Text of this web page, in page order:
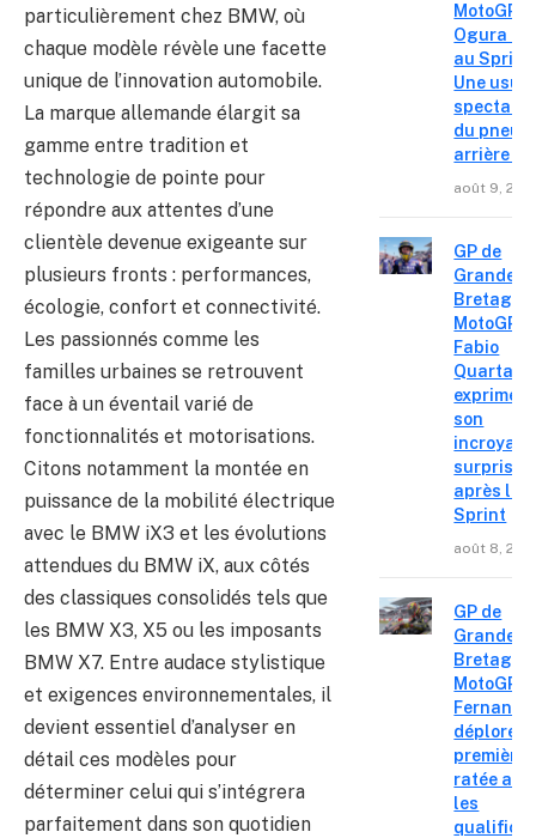
particulièrement chez BMW, où
chaque modèle révèle une facette
unique de l’innovation automobile.
La marque allemande élargit sa
gamme entre tradition et
technologie de pointe pour
répondre aux attentes d’une
clientèle devenue exigeante sur
plusieurs fronts : performances,
écologie, confort et connectivité.
Les passionnés comme les
familles urbaines se retrouvent
face à un éventail varié de
fonctionnalités et motorisations.
Citons notamment la montée en
puissance de la mobilité électrique
avec le BMW iX3 et les évolutions
attendues du BMW iX, aux côtés
des classiques consolidés tels que
les BMW X3, X5 ou les imposants
BMW X7. Entre audace stylistique
et exigences environnementales, il
devient essentiel d’analyser en
détail ces modèles pour
déterminer celui qui s’intégrera
parfaitement dans son quotidien
MotoGP –
Ogura
au Sprint
Une
du pneu
arrière »
août 9,
GP de
Grande-
Bretagne
MotoGP :
Fabio
exprime
son
surprise
après le
Sprint
août 8,
GP de
Grande-
Bretagne
MotoGP :
déplore
première
ratée
les